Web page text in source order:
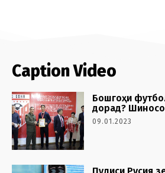
Caption Video
Бошгоҳи
дорад?
09.01.2023